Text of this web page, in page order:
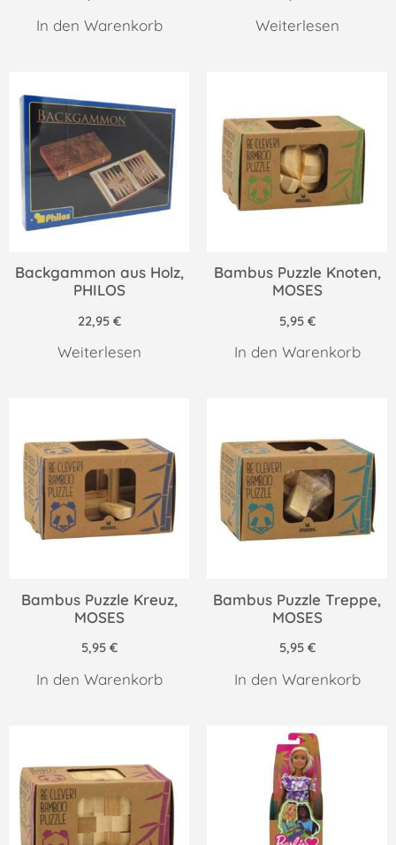
In den Warenkorb Weiterlesen
Backgammon aus Holz,
PHILOS
22,95 €
Weiterlesen
Bambus Puzzle Knoten,
MOSES
5,95 €
In den Warenkorb
Bambus Puzzle Kreuz,
MOSES
5,95 €
In den Warenkorb
Bambus Puzzle Treppe,
MOSES
5,95 €
In den Warenkorb